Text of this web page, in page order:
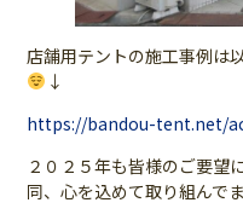
店舗用テントの施工事例は
↓
https://bandou-tent.net/
２０２５年も皆様のご要望
同、心を込めて取り組んでま